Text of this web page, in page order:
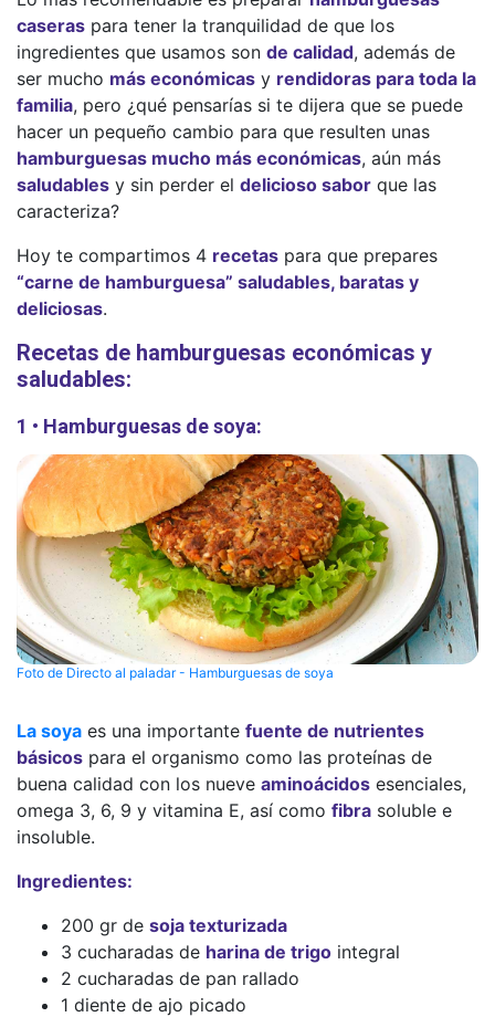
caseras para tener la tranquilidad de que los
ingredientes que usamos son de calidad, además de
ser mucho más económicas y rendidoras para toda la
familia, pero ¿qué pensarías si te dijera que se puede
hacer un pequeño cambio para que resulten unas
hamburguesas mucho más económicas, aún más
saludables y sin perder el delicioso sabor que las
caracteriza?
Hoy te compartimos 4 recetas para que prepares
“carne de hamburguesa” saludables, baratas y
deliciosas.
Recetas de hamburguesas económicas y
saludables:
1 • Hamburguesas de soya:
Foto de Directo al paladar - Hamburguesas de soya
La soya es una importante fuente de nutrientes
básicos para el organismo como las proteínas de
buena calidad con los nueve aminoácidos esenciales,
omega 3, 6, 9 y vitamina E, así como fibra soluble e
insoluble.
Ingredientes:
200 gr de soja texturizada
3 cucharadas de harina de trigo integral
2 cucharadas de pan rallado
1 diente de ajo picado